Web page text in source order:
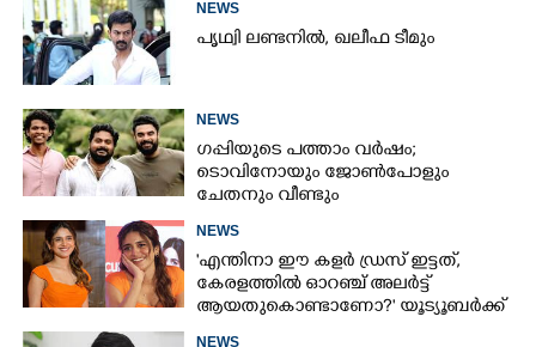
NEWS
പൃഥ്വി ലണ്ടനിൽ, ഖലീഫ ടീമും
NEWS
ഗപ്പിയുടെ പത്താം വർഷം;​
ടൊവിനോയും ജോൺപോളും
ചേതനും വീണ്ടും
NEWS
'എന്തിനാ ഈ കളർ ഡ്രസ് ഇട്ടത്,
കേരളത്തിൽ ഓറഞ്ച് അല‌ർട്ട്
ആയതുകൊണ്ടാണോ?' യൂട്യൂബർക്ക്
ചുട്ടമറുപടിയുമായി പ്രിയ
NEWS